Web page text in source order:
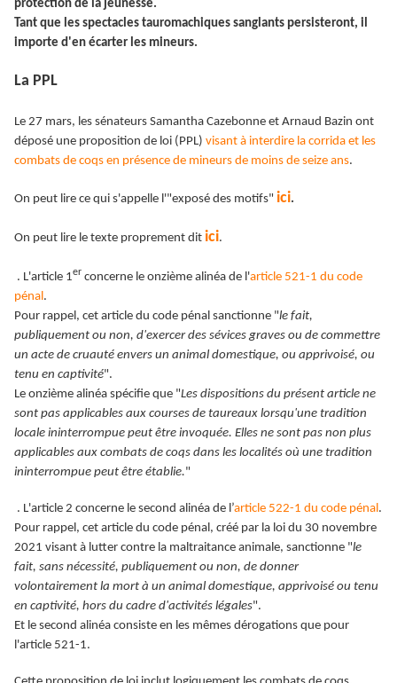
protection de la jeunesse.
Tant que les spectacles tauromachiques sanglants persisteront, il
importe d'en écarter les mineurs.
La PPL
Le 27 mars, les sénateurs Samantha Cazebonne et Arnaud Bazin ont
déposé une proposition de loi (PPL) visant à interdire la corrida et les
combats de coqs en présence de mineurs de moins de seize ans.
On peut lire ce qui s'appelle l'"exposé des motifs" ici.
On peut lire le texte proprement dit ici.
. L'article 1er concerne le onzième alinéa de l'article 521-1 du code
pénal.
Pour rappel, cet article du code pénal sanctionne "le fait,
publiquement ou non, d'exercer des sévices graves ou de commettre
un acte de cruauté envers un animal domestique, ou apprivoisé, ou
tenu en captivité".
Le onzième alinéa spécifie que "Les dispositions du présent article ne
sont pas applicables aux courses de taureaux lorsqu'une tradition
locale ininterrompue peut être invoquée. Elles ne sont pas non plus
applicables aux combats de coqs dans les localités où une tradition
ininterrompue peut être établie."
. L'article 2 concerne le second alinéa de l’article 522-1 du code pénal.
Pour rappel, cet article du code pénal, créé par la loi du 30 novembre
2021 visant à lutter contre la maltraitance animale, sanctionne "le
fait, sans nécessité, publiquement ou non, de donner
volontairement la mort à un animal domestique, apprivoisé ou tenu
en captivité, hors du cadre d'activités légales".
Et le second alinéa consiste en les mêmes dérogations que pour
l'article 521-1.